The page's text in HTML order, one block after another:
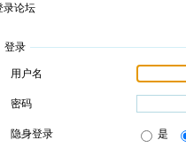
录论坛
登录
用户名
密码
隐身登录 是